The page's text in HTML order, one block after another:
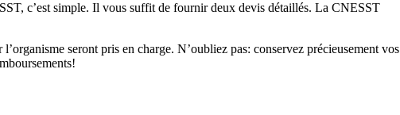
c’est simple. Il vous suffit de fournir deux devis détaillés. La CNESST
seront pris en charge. N’oubliez pas: conservez précieusement vos